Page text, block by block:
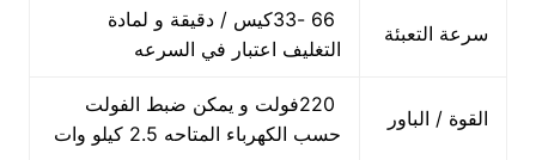
سرعة التعبئة
66 -33كيس / دقيقة و لمادة
التغليف اعتبار في السرعه
القوة / الباور
220فولت و يمكن ضبط الفولت
حسب الكهرباء المتاحه 2.5 كيلو وات